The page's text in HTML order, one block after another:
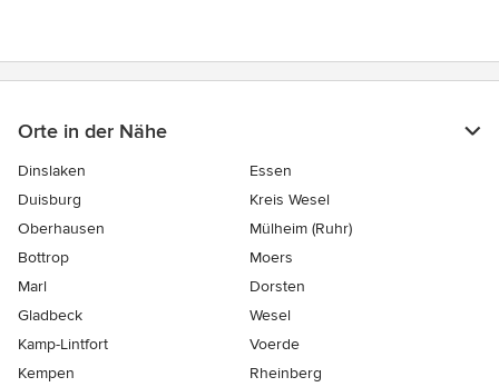
Orte in der Nähe
Dinslaken
Essen
Duisburg
Kreis Wesel
Oberhausen
Mülheim (Ruhr)
Bottrop
Moers
Marl
Dorsten
Gladbeck
Wesel
Kamp-Lintfort
Voerde
Kempen
Rheinberg